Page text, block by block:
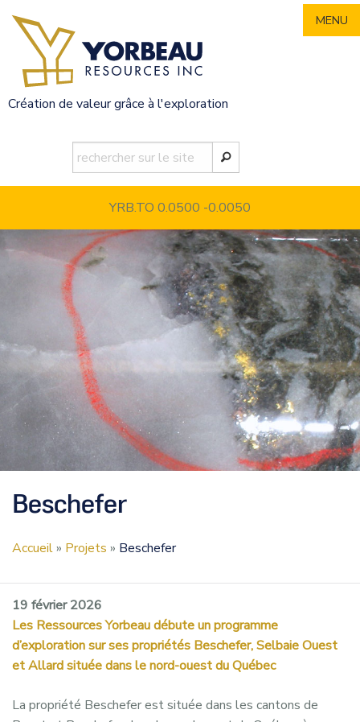
content
Création de valeur grâce à l'exploration
YRB.TO 0.0500 -0.0050
MENU
Beschefer
Accueil» Projets » Beschefer
19 février 2026
Les Ressources Yorbeau débute un programme
d’exploration sur ses propriétés Beschefer, Selbaie Ouest
et Allard située dans le nord-ouest du Québec
La propriété Beschefer est située dans les cantons de